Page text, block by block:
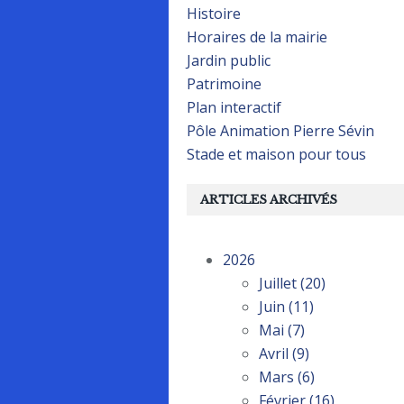
Histoire
Horaires de la mairie
Jardin public
Patrimoine
Plan interactif
Pôle Animation Pierre Sévin
Stade et maison pour tous
ARTICLES ARCHIVÉS
2026
Juillet(20)
Juin (11)
Mai (7)
Avril (9)
Mars (6)